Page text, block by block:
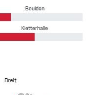
Boulden
Kletterhalle
Breit